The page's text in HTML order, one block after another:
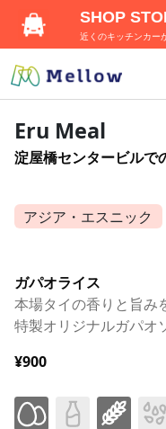
Eru Meal
淀屋橋センタービルで
アジア・エスニック
ガパオライス
本場タイの香りと旨み
特製オリジナルガパオ
¥900
SHOP
近くのキッチンカー